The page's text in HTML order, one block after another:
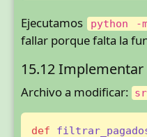
Ejecutamos python -
fallar porque falta la
15.12
Archivo a modificar:
def